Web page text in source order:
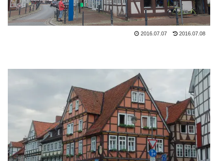
2016.07.07 2016.07.08